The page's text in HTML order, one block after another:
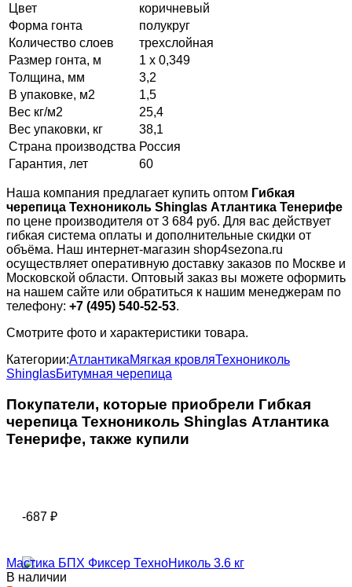
Цвет
коричневый
Форма гонта
полукруг
Количество слоев
трехслойная
Размер гонта, м
1 x 0,349
Толщина, мм
3,2
В упаковке, м2
1,5
Вес кг/м2
25,4
Вес упаковки, кг
38,1
Страна производства Россия
Гарантия, лет
60
Наша компания предлагает купить оптом Гибкая
черепица Технониколь Shinglas Атлантика Тенерифе
по цене производителя от 3 684 руб. Для вас действует
гибкая система оплаты и дополнительные скидки от
объёма. Наш интернет-магазин shop4sezona.ru
осуществляет оперативную доставку заказов по Москве и
Московской области. Оптовый заказ вы можете оформить
на нашем сайте или обратиться к нашим менеджерам по
телефону: +7 (495) 540-52-53.
Смотрите фото и характеристики товара.
Категории:АтлантикаМягкая кровляТехнониколь
ShinglasБитумная черепица
Покупатели, которые приобрели Гибкая
черепица Технониколь Shinglas Атлантика
Тенерифе, также купили
-687 ₽
Мастика БПХ Фиксер ТехноНиколь 3.6 кг
В наличии